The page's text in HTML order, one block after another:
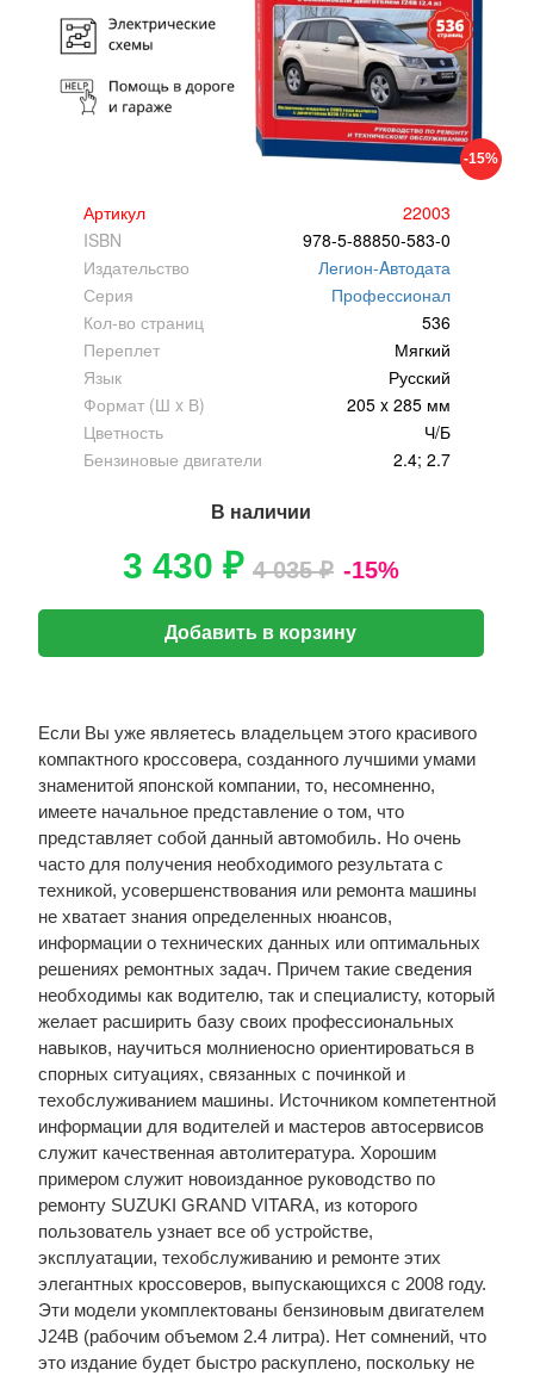
-15%
Артикул
22003
ISBN
978-5-88850-583-0
Издательство
Легион-Aвтодата
Серия
Профессионал
Кол-во страниц
536
Переплет
Мягкий
Язык
Русский
Формат (Ш x В)
205 x 285 мм
Цветность
Ч/Б
Бензиновые двигатели
2.4; 2.7
В наличии
3 430 ₽ 4 035 ₽ -15%
Добавить в корзину
Если Вы уже являетесь владельцем этого красивого
компактного кроссовера, созданного лучшими умами
знаменитой японской компании, то, несомненно,
имеете начальное представление о том, что
представляет собой данный автомобиль. Но очень
часто для получения необходимого результата с
техникой, усовершенствования или ремонта машины
не хватает знания определенных нюансов,
информации о технических данных или оптимальных
решениях ремонтных задач. Причем такие сведения
необходимы как водителю, так и специалисту, который
желает расширить базу своих профессиональных
навыков, научиться молниеносно ориентироваться в
спорных ситуациях, связанных с починкой и
техобслуживанием машины. Источником компетентной
информации для водителей и мастеров автосервисов
служит качественная автолитература. Хорошим
примером служит новоизданное руководство по
ремонту SUZUKI GRAND VITARA, из которого
пользователь узнает все об устройстве,
эксплуатации, техобслуживанию и ремонте этих
элегантных кроссоверов, выпускающихся с 2008 году.
Эти модели укомплектованы бензиновым двигателем
J24B (рабочим объемом 2.4 литра). Нет сомнений, что
это издание будет быстро раскуплено, поскольку не